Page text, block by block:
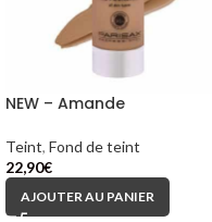
NEW – Amande
Teint, Fond de teint
22,90€
AJOUTER AU PANIER